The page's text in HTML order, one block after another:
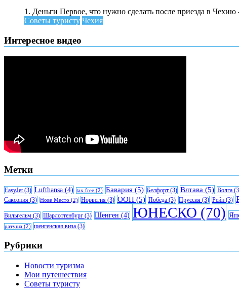
1. Деньги Первое, что нужно сделать после приезда в
Советы туристу Чехия
Интересное видео
Метки
EasyJet(3) Lufthansa (4) tax free (2) Бавария (5) Белфорт (3) Влтава (5) Волга
Саксония (3) Нове Место (2) Норвегия (3) ООН (5) Победа (3) Пруссия (3) Рейн (3)
Вильгельм (3) Шарлоттенбург (3) Шенген (4) ЮНЕСКО (70)
ратуша (2) шенгенская виза (3)
Рубрики
Новости туризма
Мои путешествия
Советы туристу